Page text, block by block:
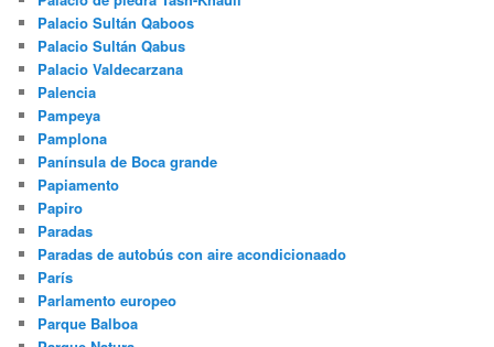
Palacio Sultán Qaboos
Palacio Sultán Qabus
Palacio Valdecarzana
Palencia
Pampeya
Pamplona
Panínsula de Boca grande
Papiamento
Papiro
Paradas
Paradas de autobús con aire acondicionaado
París
Parlamento europeo
Parque Balboa